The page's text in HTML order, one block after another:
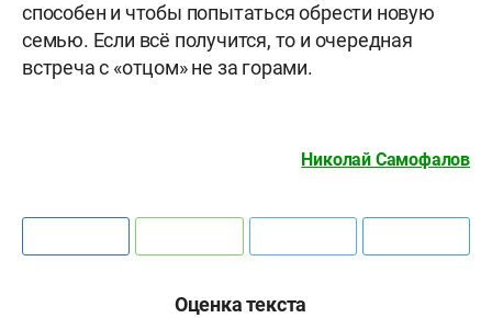
способен и чтобы попытаться обрести новую
семью. Если всё получится, то и очередная
встреча с «отцом» не за горами.
Николай Самофалов
Оценка текста